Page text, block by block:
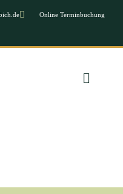
Online Terminbuchung